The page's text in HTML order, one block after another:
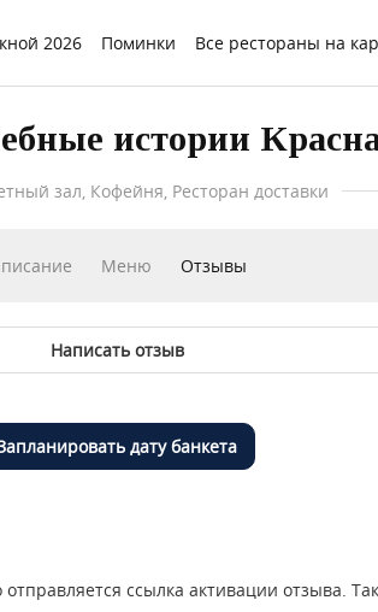
2026 Поминки Все рестораны на
истории
зал, Кофейня, Ресторан доставки
Меню Отзывы
Написать отзыв
дату банкета
ссылка активации отзыва.